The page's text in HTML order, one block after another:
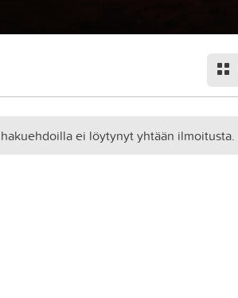
ei löytynyt yhtään ilmoitusta.